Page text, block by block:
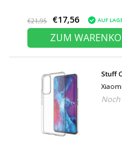
€21,95 €17,56 AUF
ZUM
Stuff